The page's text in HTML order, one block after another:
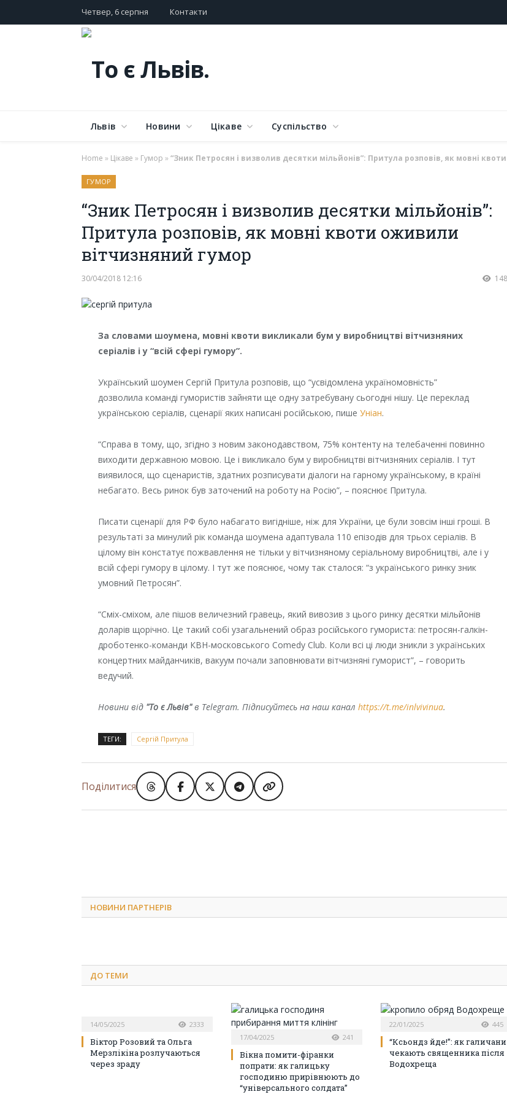
Четвер, 6 серпня Контакти
Львів Новини Цікаве Суспільство
Home » Цікаве » Гумор »“Зник Петросян і визволив десятки мільйонів”: Притула розповів, як мовні
ГУМОР
“Зник Петросян і визволив десятки мільйонів”:
Притула розповів, як мовні квоти оживили
вітчизняний гумор
30/04/2018 12:16
За словами шоумена, мовні квоти викликали бум у виробництві вітчизняних
серіалів і у “всій сфері гумору”.
Український шоумен Сергій Притула розповів, що “усвідомлена україномовність”
дозволила команді гумористів зайняти ще одну затребувану сьогодні нішу. Це переклад
українською серіалів, сценарії яких написані російською, пишеУніан.
“Справа в тому, що, згідно з новим законодавством, 75% контенту на телебаченні повинно
виходити державною мовою. Це і викликало бум у виробництві вітчизняних серіалів. І тут
виявилося, що сценаристів, здатних розписувати діалоги на гарному українському, в країні
небагато. Весь ринок був заточений на роботу на Росію”, – пояснює Притула.
Писати сценарії для РФ було набагато вигідніше, ніж для України, це були зовсім інші гроші. В
результаті за минулий рік команда шоумена адаптувала 110 епізодів для трьох серіалів. В
цілому він констатує пожвавлення не тільки у вітчизняному серіальному виробництві, але і у
всій сфері гумору в цілому. І тут же пояснює, чому так сталося: “з українського ринку зник
умовний Петросян”.
“Сміх-сміхом, але пішов величезний гравець, який вивозив з цього ринку десятки мільйонів
доларів щорічно. Це такий собі узагальнений образ російського гумориста: петросян-галкін-
дроботенко-команди КВН-московського Comedy Club. Коли всі ці люди зникли з українських
концертних майданчиків, вакуум почали заповнювати вітчизняні гуморист”, – говорить
ведучий.
Новини від "То є Львів"в Telegram. Підписуйтесь на наш каналhttps://t.me/inlvivinua.
ТЕГИ: Сергій Притула
Поділитися
НОВИНИ ПАРТНЕРІВ
ДО ТЕМИ
14/05/2025 2333
Віктор Розовий та Ольга
Мерзлікіна розлучаються
через зраду
17/04/2025 241
Вікна помити-фіранки
попрати: як галицьку
господиню прирівнюють до
“універсального солдата”
22/01/2025 445
“Ксьондз йде!”: як галичани
чекають священника після
Водохреща